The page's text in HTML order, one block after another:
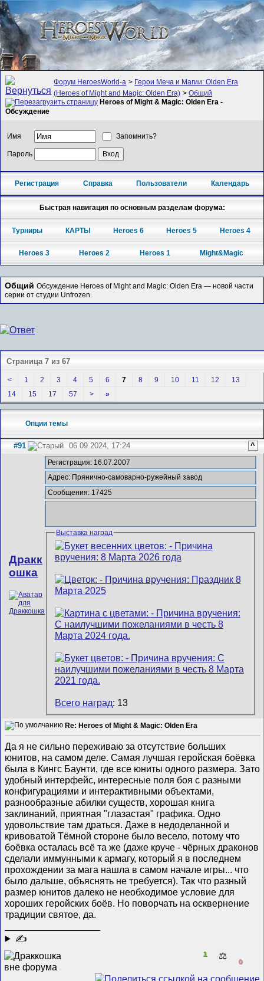
Форум HeroesWorld-а > Герои Меча и Магии: Olden Era
(Heroes of Might and Magic: Olden Era) >Общий
Heroes of Might & Magic: Olden Era -
Обсуждение
Имя Запомнить?
Пароль
Регистрация Справка Пользователи Календарь
Быстрая навигация по основным разделам форума:
Турниры КАРТЫ Heroes 6 Heroes 5 Heroes 4
Heroes 3 Heroes 2 Heroes 1 Might&Magic
Общий Обсуждение Heroes of Might and Magic: Olden Era — новой части
серии от студии Unfrozen.
Страница 7 из 67
< 1 2 3 4 5 6 7 8 9 10 11 12
13
14
15 17 57 > »
Опции темы
#91 06.09.2024, 17:24 ^
Дракк
ошка
Регистрация: 16.07.2007
Адрес: Прянично-самоварно-ружейный завод
Сообщения: 17425
Выставка наград
Всего наград: 13
Re: Heroes of Might & Magic: Olden Era
Да я не сильно переживаю за отсутствие больших
юнитов, на самом деле. Самая лучшая геройская боёвка
была в Кингс Баунти, где все юниты одного размера. Зато
удобный интерфейс, интересные поля боя с разными
конфигурациями и интерактивными объектами,
разнообразные абилки существ, хорошая книга
заклинаний, приятная "глазастая" графика. Одно
удовольствие там драться. Даже в недоделанной и
кривоватой Тёмной стороне было весело, потому что
боёвка осталась всё та же (даже круче - чёрных драконов
сделали иммунными к армагу, который я в последнем
прохождении за мага нашла в самом начале игры... что
было дальше, объяснять не требуется). Так что разный
размер юнитов далеко не необходимое условие для
хороших геройских боёв. Но поворчать на осквернение
традиции святое, да.
✍
1 ⚖️
0